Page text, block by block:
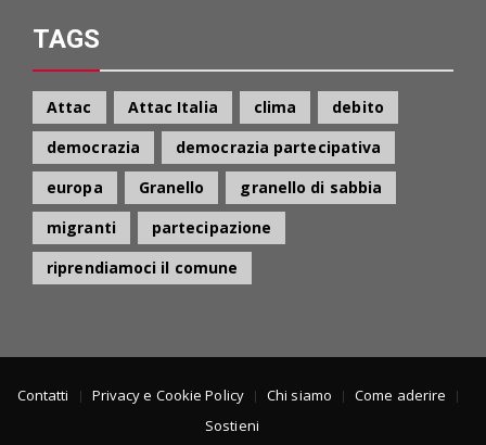
TAGS
Attac Attac Italia clima
debito
democrazia
democrazia partecipativa
europa
Granello
granello di sabbia
migranti
partecipazione
riprendiamoci il comune
Contatti Privacy e Cookie Policy Chi siamo
Come aderire
Sostieni